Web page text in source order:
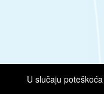
U slučaju